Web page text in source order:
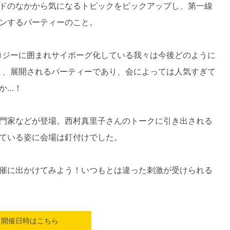
のなかから気になるトピックをピックアップし、第一線
するパーティーのこと。
ーに囲まれサイボーグ化している我々は今後どのように
展開されるパーティーであり、会によっては人気すぎて
…！
家などが登場。西村真里子さんのトークに引き出される
る姿に会場は釘付けでした。
に出かけてみよう！いつもとは違った刺激が受けられる
開催日時はこちら